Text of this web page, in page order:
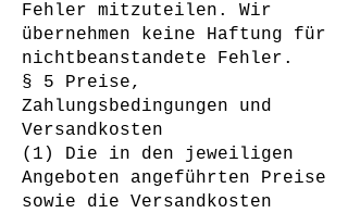
Fehler mitzuteilen. Wir
übernehmen keine Haftung für
nichtbeanstandete Fehler.
§ 5 Preise,
Zahlungsbedingungen und
Versandkosten
(1) Die in den jeweiligen
Angeboten angeführten Preise
sowie die Versandkosten